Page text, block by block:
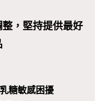
，堅持提供最好
糖敏感困擾